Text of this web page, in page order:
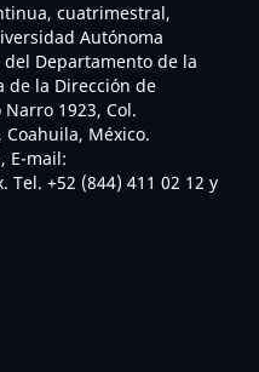
cuatrimestral,
Autónoma
Departamento de la
de la Dirección de
1923, Col.
Coahuila, México.
E-mail:
Tel. +52 (844) 411 02 12 y